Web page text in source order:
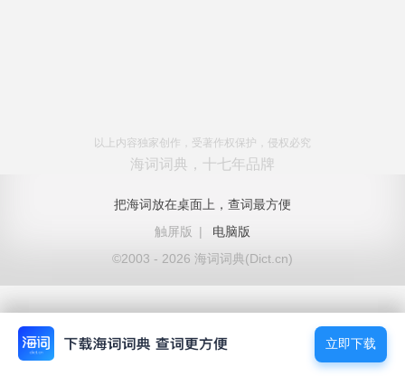
以上内容独家创作，受著作权保护，侵权必究
海词词典，十七年品牌
把海词放在桌面上，查词最方便
触屏版
|
电脑版
©2003 - 2026 海词词典(Dict.cn)
立即下载
立即下载